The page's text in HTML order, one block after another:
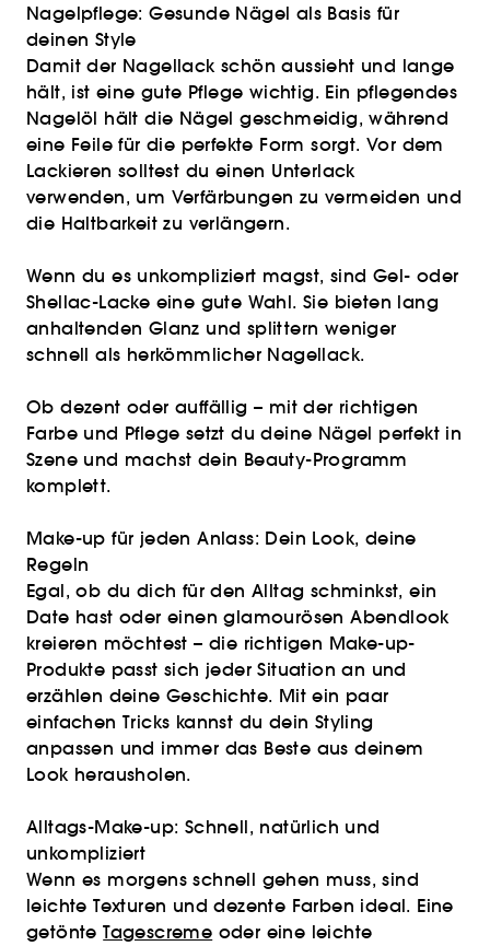
Nagelpflege: Gesunde Nägel als Basis für
deinen Style
Damit der Nagellack schön aussieht und lange
hält, ist eine gute Pflege wichtig. Ein pflegendes
Nagelöl hält die Nägel geschmeidig, während
eine Feile für die perfekte Form sorgt. Vor dem
Lackieren solltest du einen Unterlack
verwenden, um Verfärbungen zu vermeiden und
die Haltbarkeit zu verlängern.
Wenn du es unkompliziert magst, sind Gel- oder
Shellac-Lacke eine gute Wahl. Sie bieten lang
anhaltenden Glanz und splittern weniger
schnell als herkömmlicher Nagellack.
Ob dezent oder auffällig – mit der richtigen
Farbe und Pflege setzt du deine Nägel perfekt in
Szene und machst dein Beauty-Programm
komplett.
Make-up für jeden Anlass: Dein Look, deine
Regeln
Egal, ob du dich für den Alltag schminkst, ein
Date hast oder einen glamourösen Abendlook
kreieren möchtest – die richtigen Make-up-
Produkte passt sich jeder Situation an und
erzählen deine Geschichte. Mit ein paar
einfachen Tricks kannst du dein Styling
anpassen und immer das Beste aus deinem
Look herausholen.
Alltags-Make-up: Schnell, natürlich und
unkompliziert
Wenn es morgens schnell gehen muss, sind
leichte Texturen und dezente Farben ideal. Eine
getönteTagescreme oder eine leichte